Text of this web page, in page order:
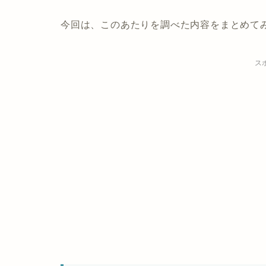
今回は、このあたりを調べた内容をまとめて
ス